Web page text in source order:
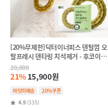
[20%무제한]닥터이너피스 덴탈껌 오
랄프레시 덴타링 치석제거 - 후코이단
(인텐시브,항산화)
20,000
21%15,900원
바잇미배송
20%쿠폰
4.9 (335)